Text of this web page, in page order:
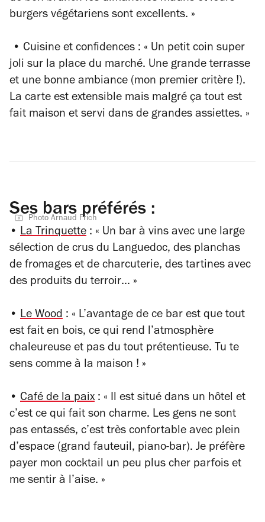
burgers végétariens sont excellents. »
• Cuisine et confidences : « Un petit coin super
joli sur la place du marché. Une grande terrasse
et une bonne ambiance (mon premier critère !).
La carte est extensible mais malgré ça tout est
fait maison et servi dans de grandes assiettes. »
Ses bars préférés :
Photo Arnaud Frich
• La Trinquette : « Un bar à vins avec une large
sélection de crus du Languedoc, des planchas
de fromages et de charcuterie, des tartines avec
des produits du terroir… »
• Le Wood : « L’avantage de ce bar est que tout
est fait en bois, ce qui rend l’atmosphère
chaleureuse et pas du tout prétentieuse. Tu te
sens comme à la maison ! »
• Café de la paix: « Il est situé dans un hôtel et
c’est ce qui fait son charme. Les gens ne sont
pas entassés, c’est très confortable avec plein
d’espace (grand fauteuil, piano-bar). Je préfère
payer mon cocktail un peu plus cher parfois et
me sentir à l’aise. »